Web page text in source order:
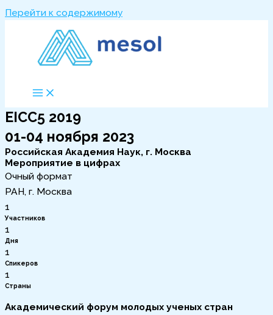
Перейти к содержимому
EICC5 2019
01-04 ноября 2023
Российская Академия Наук, г. Москва
Мероприятие в цифрах
Очный формат
РАН, г. Москва
1
Участников
1
Дня
1
Спикеров
1
Страны
Академический форум молодых ученых стран